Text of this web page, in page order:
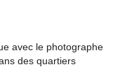
avec le photographe
des quartiers